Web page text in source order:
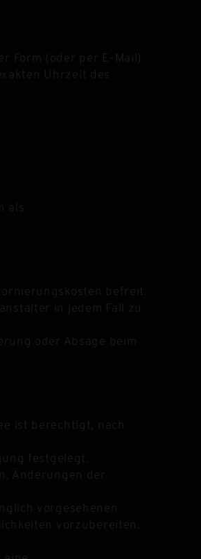
Form (oder per E-Mail)
Uhrzeit des
befreit.
in jedem Fall zu
oder Absage beim
ist berechtigt, nach
festgelegt.
Änderungen der
vorgesehenen
vorzubereiten.